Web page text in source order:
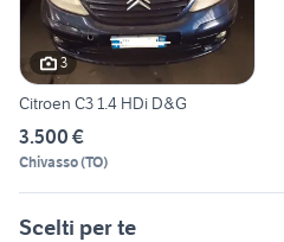
3
Citroen C3 1.4 HDi D&G
3.500 €
Chivasso(TO)
Scelti per te